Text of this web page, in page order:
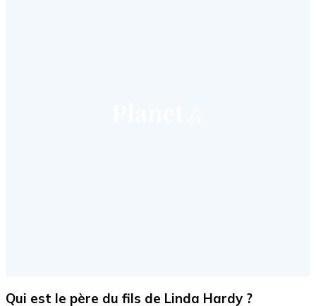
Qui est le père du fils de Linda Hardy ?